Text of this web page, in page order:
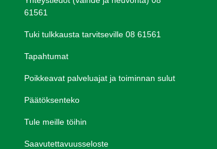
61561
Tuki tulkkausta tarvitseville 08 61561
Tapahtumat
Poikkeavat palveluajat ja toiminnan sulut
Päätöksenteko
Tule meille töihin
Saavutettavuusseloste